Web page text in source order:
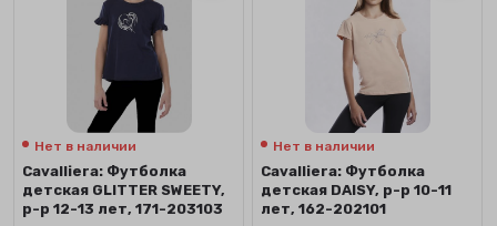
Нет в наличии
Сavalliera: Футболка
детская GLITTER SWEETY,
р-р 12-13 лет, 171-203103
Нет в наличии
Сavalliera: Футболка
детская DAISY, р-р 10-11
лет, 162-202101